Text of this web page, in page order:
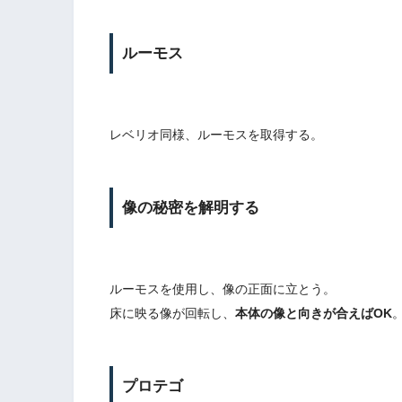
ルーモス
レベリオ同様、ルーモスを取得する。
像の秘密を解明する
ルーモスを使用し、像の正面に立とう。
床に映る像が回転し、 本体の像と向きが合えばOK
プロテゴ